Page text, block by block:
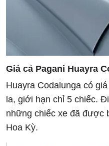
Giá cả Pagani Huayra
Huayra Codalunga có
la, giới hạn chỉ 5 chiếc.
những chiếc xe đã được
Hoa Kỳ.